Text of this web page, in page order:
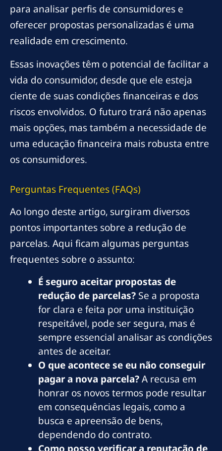
para analisar perfis de consumidores e
oferecer propostas personalizadas é uma
realidade em crescimento.
Essas inovações têm o potencial de facilitar a
vida do consumidor, desde que ele esteja
ciente de suas condições financeiras e dos
riscos envolvidos. O futuro trará não apenas
mais opções, mas também a necessidade de
uma educação financeira mais robusta entre
os consumidores.
Perguntas Frequentes (FAQs)
Ao longo deste artigo, surgiram diversos
pontos importantes sobre a redução de
parcelas. Aqui ficam algumas perguntas
frequentes sobre o assunto:
É seguro aceitar propostas de
redução de parcelas? Se a proposta
for clara e feita por uma instituição
respeitável, pode ser segura, mas é
sempre essencial analisar as condições
antes de aceitar.
O que acontece se eu não conseguir
pagar a nova parcela?A recusa em
honrar os novos termos pode resultar
em consequências legais, como a
busca e apreensão de bens,
dependendo do contrato.
Como posso verificar a reputação de